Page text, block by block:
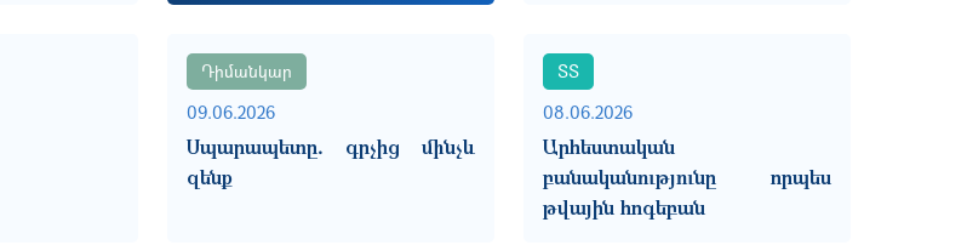
Դիմանկար
09.06.2026
Սպարապետը․ գրչից մինչև
զենք
ՏՏ
08.06.2026
Արհեստական
բանականությունը որպես
թվային հոգեբան